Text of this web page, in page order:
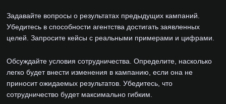
Задавайте вопросы о результатах предыдущих кампаний.
Убедитесь в способности агентства достигать заявленных
целей. Запросите кейсы с реальными примерами и цифрами.
Обсуждайте условия сотрудничества. Определите, насколько
легко будет внести изменения в кампанию, если она не
приносит ожидаемых результатов. Убедитесь, что
сотрудничество будет максимально гибким.